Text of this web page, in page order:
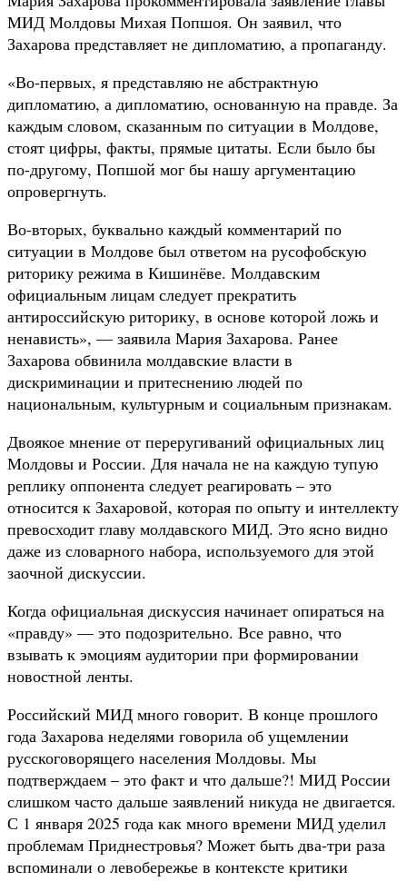
МИД Молдовы Михая Попшоя. Он заявил, что
Захарова представляет не дипломатию, а пропаганду.
«Во-первых, я представляю не абстрактную
дипломатию, а дипломатию, основанную на правде. За
каждым словом, сказанным по ситуации в Молдове,
стоят цифры, факты, прямые цитаты. Если было бы
по-другому, Попшой мог бы нашу аргументацию
опровергнуть.
Во-вторых, буквально каждый комментарий по
ситуации в Молдове был ответом на русофобскую
риторику режима в Кишинёве. Молдавским
официальным лицам следует прекратить
антироссийскую риторику, в основе которой ложь и
ненависть», — заявила Мария Захарова. Ранее
Захарова обвинила молдавские власти в
дискриминации и притеснению людей по
национальным, культурным и социальным признакам.
Двоякое мнение от переругиваний официальных лиц
Молдовы и России. Для начала не на каждую тупую
реплику оппонента следует реагировать – это
относится к Захаровой, которая по опыту и интеллекту
превосходит главу молдавского МИД. Это ясно видно
даже из словарного набора, используемого для этой
заочной дискуссии.
Когда официальная дискуссия начинает опираться на
«правду» — это подозрительно. Все равно, что
взывать к эмоциям аудитории при формировании
новостной ленты.
Российский МИД много говорит. В конце прошлого
года Захарова неделями говорила об ущемлении
русскоговорящего населения Молдовы. Мы
подтверждаем – это факт и что дальше?! МИД России
слишком часто дальше заявлений никуда не двигается.
С 1 января 2025 года как много времени МИД уделил
проблемам Приднестровья? Может быть два-три раза
вспоминали о левобережье в контексте критики